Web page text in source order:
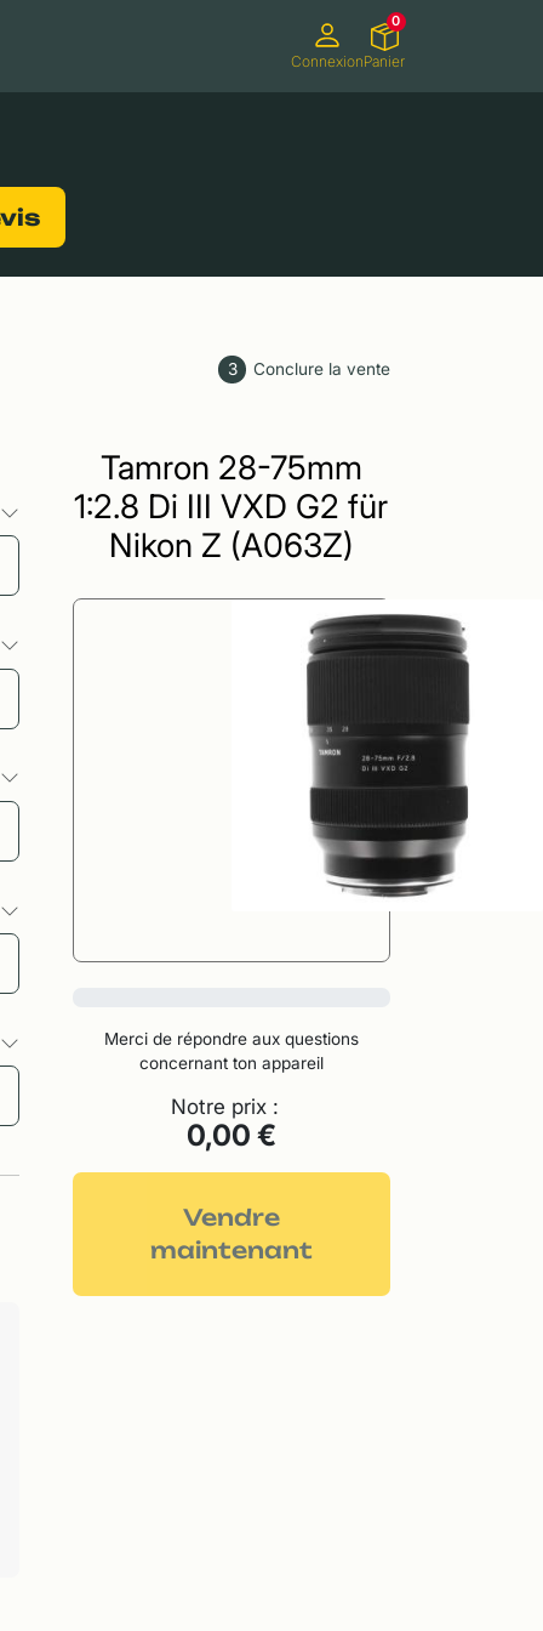
ConnexionPanier
0
3 Conclure la vente
Tamron 28-75mm
1:2.8 Di III VXD G2 für
Nikon Z (A063Z)
Merci de répondre aux questions
concernant ton appareil
Notre prix :
0,00 €
Vendre
maintenant